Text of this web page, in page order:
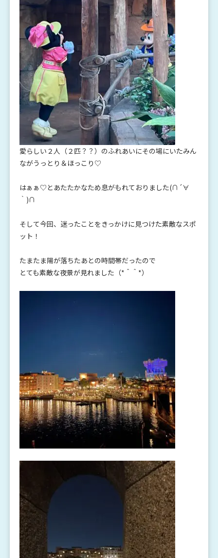
愛らしい２人（２匹？？）のふれあいにその場にいたみん
ながうっとり＆ほっこり♡
はぁぁ♡とあたたかなため息がもれておりました(∩´∀
｀)∩
そして今回、迷ったことをきっかけに見つけた素敵なスポ
ット！
たまたま陽が落ちたあとの時間帯だったので
とても素敵な夜景が見れました（*＾＾*）